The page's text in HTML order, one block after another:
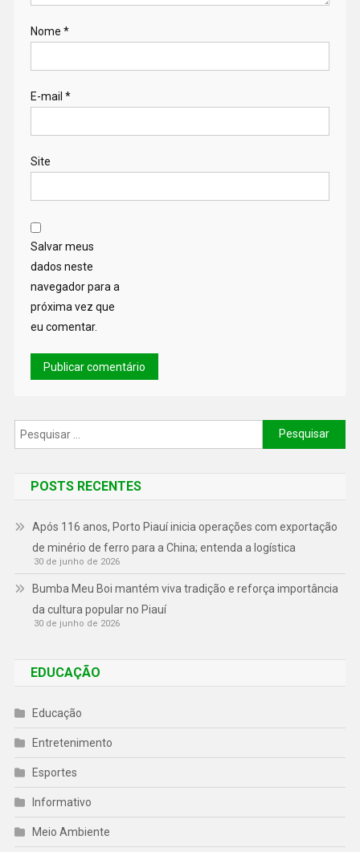
Nome *
E-mail *
Site
Salvar meus
dados neste
navegador para a
próxima vez que
eu comentar.
POSTS RECENTES
Após 116 anos, Porto Piauí inicia operações com exportação
de minério de ferro para a China; entenda a logística
30 de junho de 2026
Bumba Meu Boi mantém viva tradição e reforça importância
da cultura popular no Piauí
30 de junho de 2026
EDUCAÇÃO
Educação
Entretenimento
Esportes
Informativo
Meio Ambiente